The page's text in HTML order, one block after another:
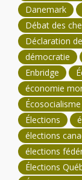
Danemark
Débat des
Déclaration
démocratie
Enbridge
économie
Écosocialisme
Élections
élections
élections
Élections